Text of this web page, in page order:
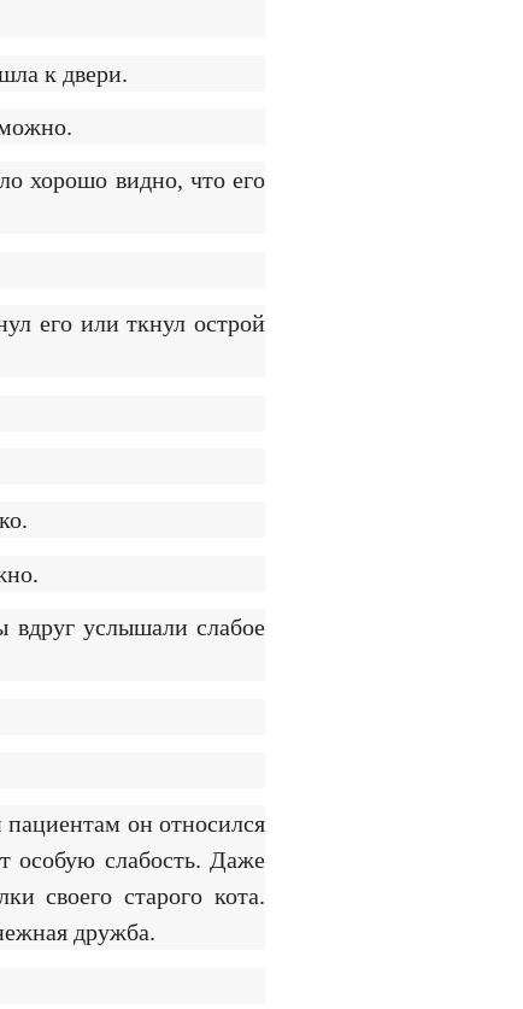
к двери.
хорошо видно, что его
его или ткнул острой
услышали слабое
пациентам он относился
особую слабость. Даже
своего старого кота.
дружба.